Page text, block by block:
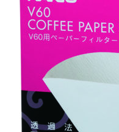
Jobb hos oss
Kontakt oss
Kaffekunnskap